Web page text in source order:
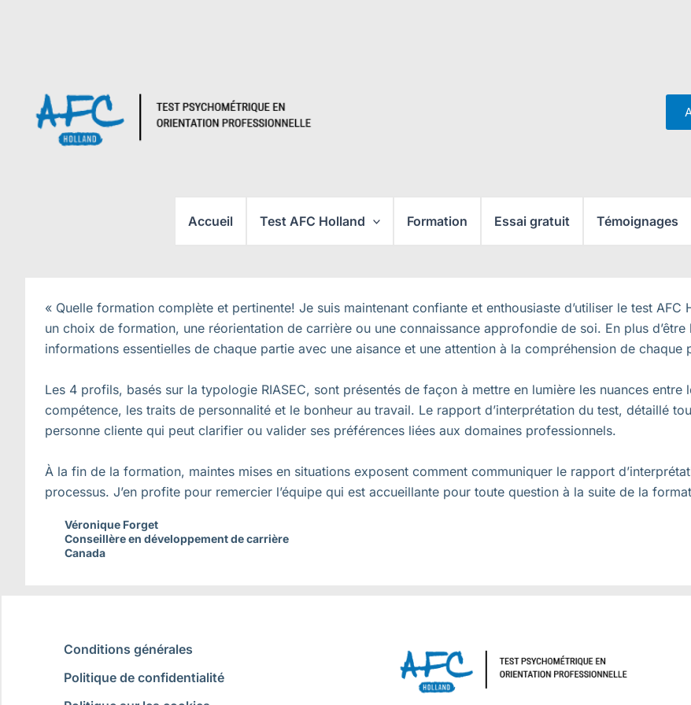
Accueil Test AFC Holland Formation Essai gratuit Témoignages
« Quelle formation complète et pertinente! Je suis maintenant confiante et enthousiaste d’utiliser le test
un choix de formation, une réorientation de carrière ou une connaissance approfondie de soi. En plus
informations essentielles de chaque partie avec une aisance et une attention à la compréhension de chaque
Les 4 profils, basés sur la typologie RIASEC, sont présentés de façon à mettre en lumière les nuances
compétence, les traits de personnalité et le bonheur au travail. Le rapport d’interprétation du test, détaillé
personne cliente qui peut clarifier ou valider ses préférences liées aux domaines professionnels.
À la fin de la formation, maintes mises en situations exposent comment communiquer le rapport
processus. J’en profite pour remercier l’équipe qui est accueillante pour toute question à la suite de la
Véronique Forget
Conseillère en développement de carrière
Canada
Conditions générales
Politique de confidentialité